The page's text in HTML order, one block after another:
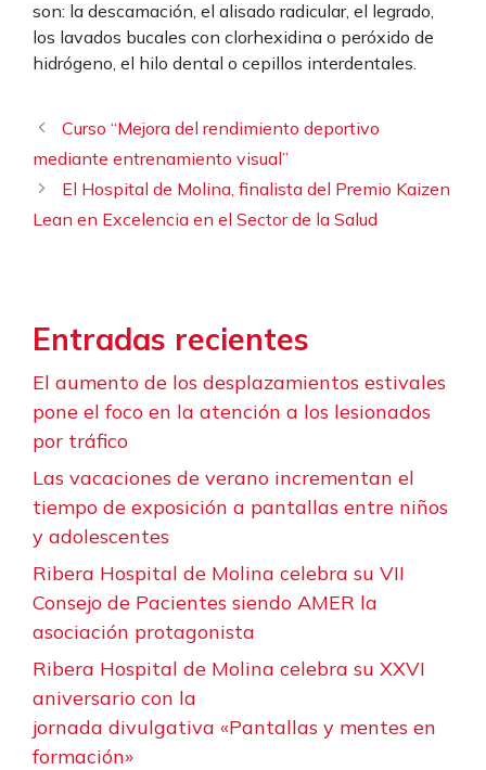
son: la descamación, el alisado radicular, el legrado,
los lavados bucales con clorhexidina o peróxido de
hidrógeno, el hilo dental o cepillos interdentales.
Curso “Mejora del rendimiento deportivo
mediante entrenamiento visual”
El Hospital de Molina, finalista del Premio Kaizen
Lean en Excelencia en el Sector de la Salud
Entradas recientes
El aumento de los desplazamientos estivales
pone el foco en la atención a los lesionados
por tráfico
Las vacaciones de verano incrementan el
tiempo de exposición a pantallas entre niños
y adolescentes
Ribera Hospital de Molina celebra su VII
Consejo de Pacientes siendo AMER la
asociación protagonista
Ribera Hospital de Molina celebra su XXVI
aniversario con la
jornada divulgativa «Pantallas y mentes en
formación»